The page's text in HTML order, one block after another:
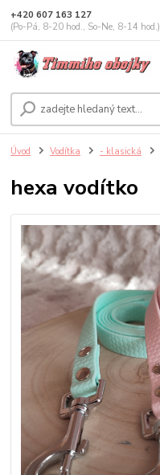
+420 607 163 127
(Po-Pá, 8-20 hod., So-Ne, 8-14 hod.)
Úvod Vodítka - klasická
hexa vodítko